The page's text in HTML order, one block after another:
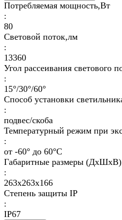
Потребляемая мощность,Вт
:
80
Световой поток,лм
:
13360
Угол рассеивания светового
:
15°/30°/60°
Способ установки
:
подвес/скоба
Температурный режим при
:
от -60° до 60°C
Габаритные размеры (ДхШхВ)
:
263x263x166
Степень защиты IP
:
IP67